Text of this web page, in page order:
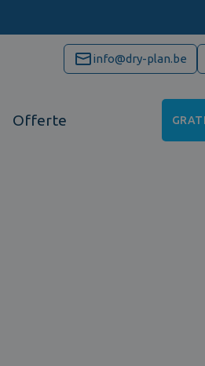
info@dry-plan.be
Offerte